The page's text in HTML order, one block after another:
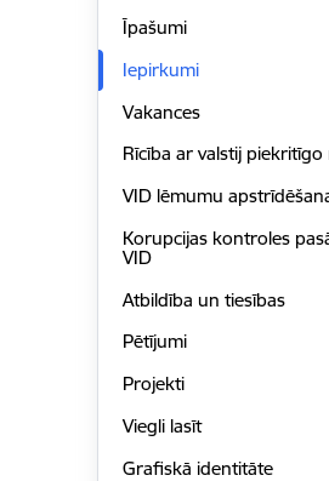
Īpašumi
Iepirkumi
Vakances
Rīcība ar valstij
VID lēmumu
Korupcijas kontroles
VID
Atbildība un tiesības
Pētījumi
Projekti
Viegli lasīt
Grafiskā identitāte